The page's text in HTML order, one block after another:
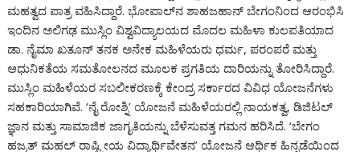
ಮಹತ್ವದ ಪಾತ್ರ ವಹಿಸಿದ್ದಾರೆ. ಭೋಪಾಲ್‌ನ ಶಾಹಜಹಾನ್ ಬೇಗಂನಿಂದ ಆರಂಭಿಸಿ
ಇಂದಿನ ಅಲಿಗಢ ಮುಸ್ಲಿಂ ವಿಶ್ವವಿದ್ಯಾಲಯದ ಮೊದಲ ಮಹಿಳಾ ಕುಲಪತಿಯಾದ
ಡಾ. ನೈಮಾ ಖತೂನ್ ತನಕ ಅನೇಕ ಮಹಿಳೆಯರು ಧರ್ಮ, ಪರಂಪರೆ ಮತ್ತು
ಆಧುನಿಕತೆಯ ಸಮತೋಲನದ ಮೂಲಕ ಪ್ರಗತಿಯ ದಾರಿಯನ್ನು ತೋರಿಸಿದ್ದಾರೆ.
ಮುಸ್ಲಿಂ ಮಹಿಳೆಯರ ಸಬಲೀಕರಣಕ್ಕೆ ಕೇಂದ್ರ ಸರ್ಕಾರದ ವಿವಿಧ ಯೋಜನೆಗಳು
ಸಹಕಾರಿಯಾಗಿವೆ. ‘ನೈ ರೋಶ್ನಿ’ ಯೋಜನೆ ಮಹಿಳೆಯರಲ್ಲಿ ನಾಯಕತ್ವ, ಡಿಜಿಟಲ್
ಜ್ಞಾನ ಮತ್ತು ಸಾಮಾಜಿಕ ಜಾಗೃತಿಯನ್ನು ಬೆಳೆಸುವತ್ತ ಗಮನ ಹರಿಸಿದೆ. ‘ಬೇಗಂ
ಹಜ್ರತ್ ಮಹಲ್ ರಾಷ್ಟ್ರೀಯ ವಿದ್ಯಾರ್ಥಿವೇತನ’ ಯೋಜನೆ ಆರ್ಥಿಕ ಹಿನ್ನಡೆಯಿಂದ